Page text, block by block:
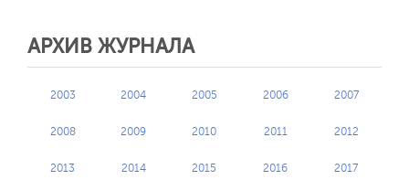
АРХИВ ЖУРНАЛА
2003 2004 2005 2006 2007
2008 2009 2010 2011 2012
2013 2014 2015 2016 2017